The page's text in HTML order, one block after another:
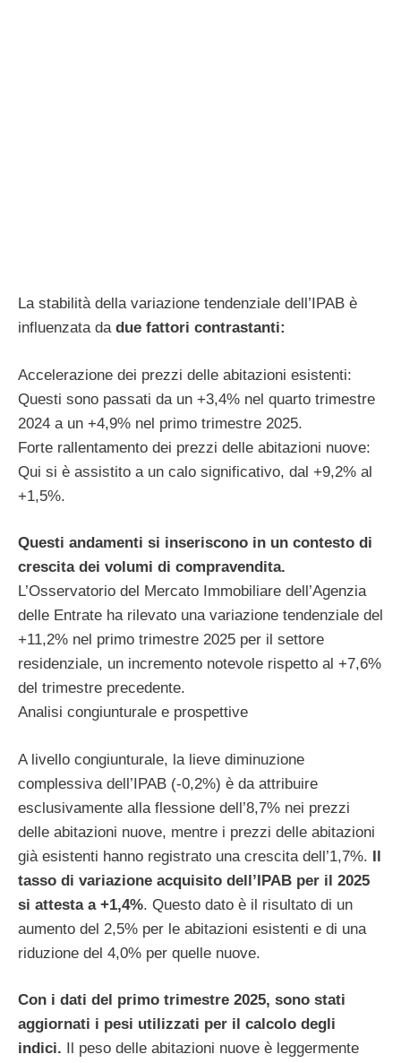
La stabilità della variazione tendenziale dell’IPAB è
influenzata da due fattori contrastanti:
Accelerazione dei prezzi delle abitazioni esistenti:
Questi sono passati da un +3,4% nel quarto trimestre
2024 a un +4,9% nel primo trimestre 2025.
Forte rallentamento dei prezzi delle abitazioni nuove:
Qui si è assistito a un calo significativo, dal +9,2% al
+1,5%.
Questi andamenti si inseriscono in un contesto di
crescita dei volumi di compravendita.
L’Osservatorio del Mercato Immobiliare dell’Agenzia
delle Entrate ha rilevato una variazione tendenziale del
+11,2% nel primo trimestre 2025 per il settore
residenziale, un incremento notevole rispetto al +7,6%
del trimestre precedente.
Analisi congiunturale e prospettive
A livello congiunturale, la lieve diminuzione
complessiva dell’IPAB (-0,2%) è da attribuire
esclusivamente alla flessione dell’8,7% nei prezzi
delle abitazioni nuove, mentre i prezzi delle abitazioni
già esistenti hanno registrato una crescita dell’1,7%. Il
tasso di variazione acquisito dell’IPAB per il 2025
si attesta a +1,4%. Questo dato è il risultato di un
aumento del 2,5% per le abitazioni esistenti e di una
riduzione del 4,0% per quelle nuove.
Con i dati del primo trimestre 2025, sono stati
aggiornati i pesi utilizzati per il calcolo degli
indici. Il peso delle abitazioni nuove è leggermente